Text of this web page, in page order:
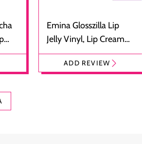
Emina Glosszilla Lip
Jelly Vinyl, Lip Cream
Glossy Ringan dengan
Efek Bibir Plumpy
ADD REVIEW